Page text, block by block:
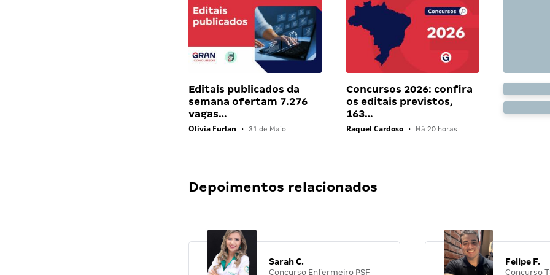
Editais publicados da
semana ofertam 7.276
vagas…
Olivia Furlan • 31 de Maio
Concursos 2026: confira
os editais previstos,
163…
Raquel Cardoso • Há 20 horas
Depoimentos relacionados
Sarah C.
Concurso Enfermeiro PSF
Felipe F.
Concurso